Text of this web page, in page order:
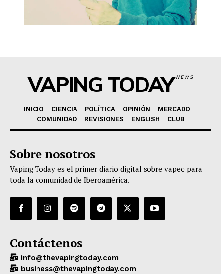
VAPING TODAYNEWS
INICIO CIENCIA POLÍTICA OPINIÓN
MERCADO
COMUNIDAD
REVISIONES ENGLISH CLUB
Sobre nosotros
Vaping Today es el primer diario digital sobre vapeo para
toda la comunidad de Iberoamérica.
Contáctenos
info@thevapingtoday.com
business@thevapingtoday.com